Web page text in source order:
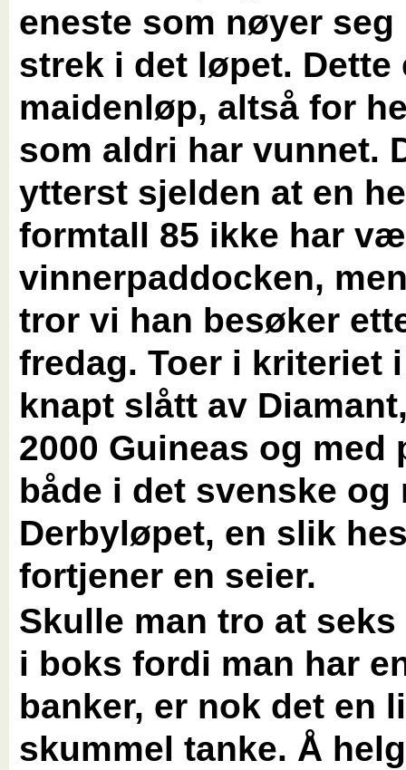
eneste som nøyer seg
strek i det løpet. Dette
maidenløp, altså for
som aldri har vunnet.
ytterst sjelden at en
formtall 85 ikke har
vinnerpaddocken,
tror vi han besøker
fredag. Toer i kriteriet
knapt slått av
2000 Guineas og med
både i det svenske og
Derbyløpet, en slik
fortjener en seier.
Skulle man tro at seks
i boks fordi man har
banker, er nok det en
skummel tanke. Å